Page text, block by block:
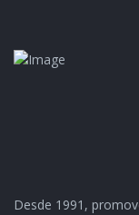
Desde 1991,